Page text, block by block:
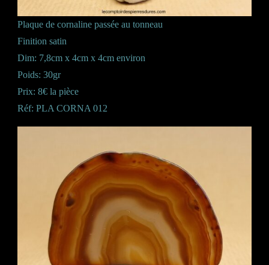
Plaque de cornaline passée au tonneau
Finition satin
Dim: 7,8cm x 4cm x 4cm environ
Poids: 30gr
Prix: 8€ la pièce
Réf: PLA CORNA 012